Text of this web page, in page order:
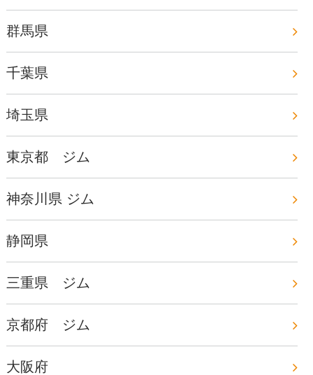
群馬県
千葉県
埼玉県
東京都 ジム
神奈川県 ジム
静岡県
三重県 ジム
京都府 ジム
大阪府